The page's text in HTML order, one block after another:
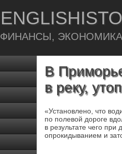
ФИНАНСЫ,
В
в реку,
«Установлено, что
по полевой дороге
в результате чего
опрокидыванием и